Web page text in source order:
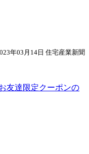
年03月14日 住宅産業新聞
友達限定クーポンの